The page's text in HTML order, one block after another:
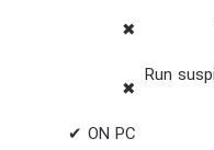
✖
Run
✖
ON PC ✔